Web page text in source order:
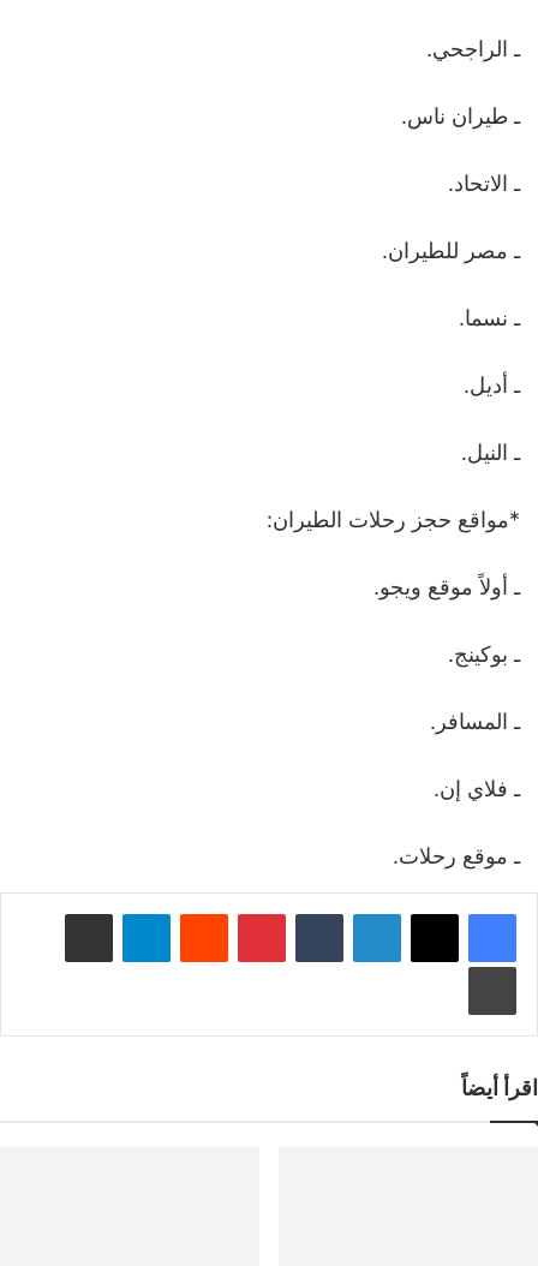
ـ الراجحي.
ـ طيران ناس.
ـ الاتحاد.
ـ مصر للطيران.
ـ نسما.
ـ أديل.
ـ النيل.
*مواقع حجز رحلات الطيران:
ـ أولاً موقع ويجو.
ـ بوكينج.
ـ المسافر.
ـ فلاي إن.
ـ موقع رحلات.
لينكدإن بينتيريست
اقرأ أيضاً